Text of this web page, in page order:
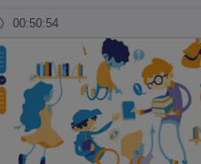
00:50:54